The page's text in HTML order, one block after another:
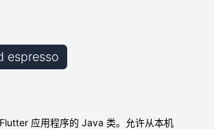
espresso
应用程序的 Java 类。允许从本机